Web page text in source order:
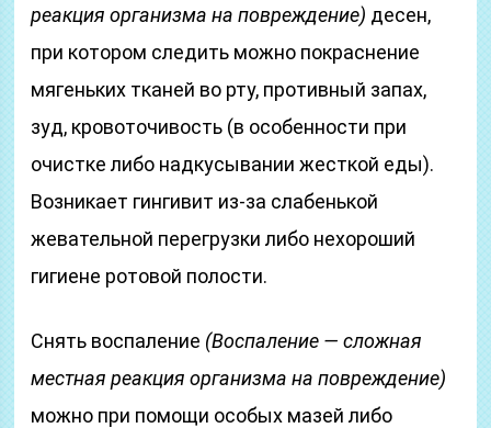
реакция организма на повреждение) десен,
при котором следить можно покраснение
мягеньких тканей во рту, противный запах,
зуд, кровоточивость (в особенности при
очистке либо надкусывании жесткой еды).
Возникает гингивит из-за слабенькой
жевательной перегрузки либо нехороший
гигиене ротовой полости.
Снять воспаление (Воспаление — сложная
местная реакция организма на повреждение)
можно при помощи особых мазей либо